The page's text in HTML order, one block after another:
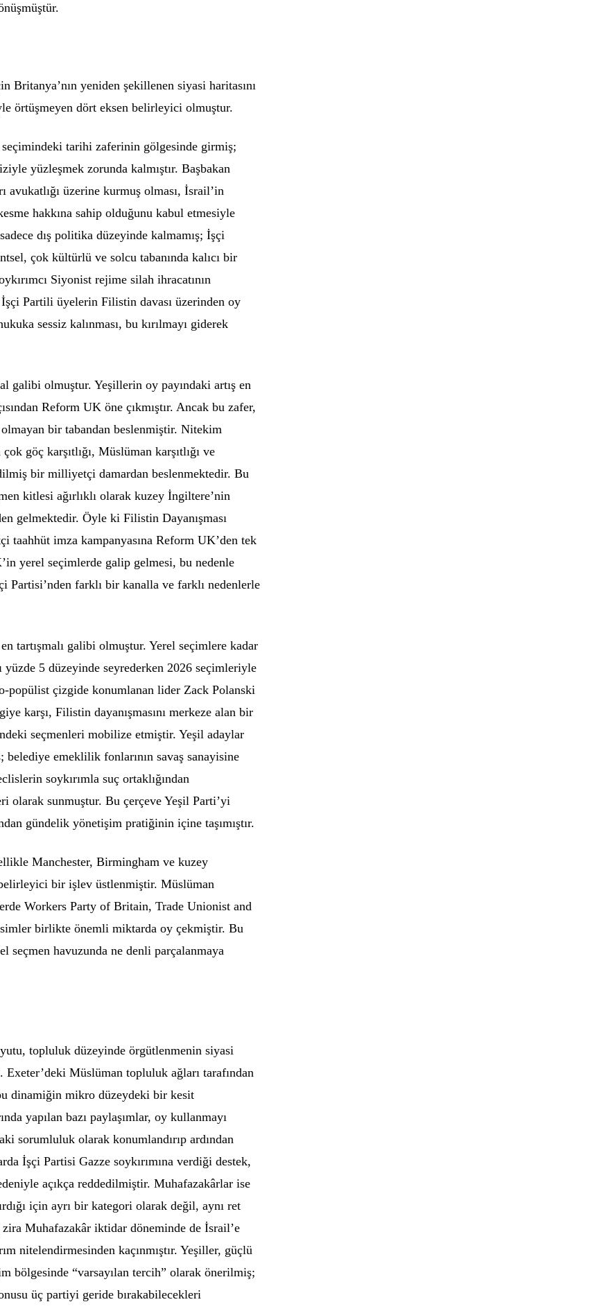
yeniden şekillenen siyasi haritasını
örtüşmeyen dört eksen belirleyici olmuştur.
tarihi zaferinin gölgesinde girmiş;
yüzleşmek zorunda kalmıştır. Başbakan
avukatlığı üzerine kurmuş olması, İsrail’in
hakkına sahip olduğunu kabul etmesiyle
dış politika düzeyinde kalmamış; İşçi
çok kültürlü ve solcu tabanında kalıcı bir
Siyonist rejime silah ihracatının
Partili üyelerin Filistin davası üzerinden oy
sessiz kalınması, bu kırılmayı giderek
galibi olmuştur. Yeşillerin oy payındaki artış en
Reform UK öne çıkmıştır. Ancak bu zafer,
bir tabandan beslenmiştir. Nitekim
göç karşıtlığı, Müslüman karşıtlığı ve
bir milliyetçi damardan beslenmektedir. Bu
kitlesi ağırlıklı olarak kuzey İngiltere’nin
gelmektedir. Öyle ki Filistin Dayanışması
taahhüt imza kampanyasına Reform UK’den tek
yerel seçimlerde galip gelmesi, bu nedenle
Partisi’nden farklı bir kanalla ve farklı nedenlerle
tartışmalı galibi olmuştur. Yerel seçimlere kadar
5 düzeyinde seyrederken 2026 seçimleriyle
popülist çizgide konumlanan lider Zack Polanski
karşı, Filistin dayanışmasını merkeze alan bir
seçmenleri mobilize etmiştir. Yeşil adaylar
belediye emeklilik fonlarının savaş sanayisine
soykırımla suç ortaklığından
olarak sunmuştur. Bu çerçeve Yeşil Parti’yi
gündelik yönetişim pratiğinin içine taşımıştır.
Manchester, Birmingham ve kuzey
bir işlev üstlenmiştir. Müslüman
Workers Party of Britain, Trade Unionist and
birlikte önemli miktarda oy çekmiştir. Bu
seçmen havuzunda ne denli parçalanmaya
topluluk düzeyinde örgütlenmenin siyasi
Müslüman topluluk ağları tarafından
dinamiğin mikro düzeydeki bir kesit
yapılan bazı paylaşımlar, oy kullanmayı
sorumluluk olarak konumlandırıp ardından
İşçi Partisi Gazze soykırımına verdiği destek,
açıkça reddedilmiştir. Muhafazakârlar ise
için ayrı bir kategori olarak değil, aynı ret
Muhafazakâr iktidar döneminde de İsrail’e
nitelendirmesinden kaçınmıştır. Yeşiller, güçlü
bölgesinde “varsayılan tercih” olarak önerilmiş;
üç partiyi geride bırakabilecekleri